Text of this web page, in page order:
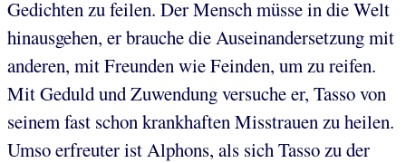
Gedichten zu feilen. Der Mensch müsse in die Welt
hinausgehen, er brauche die Auseinandersetzung mit
anderen, mit Freunden wie Feinden, um zu reifen.
Mit Geduld und Zuwendung versuche er, Tasso von
seinem fast schon krankhaften Misstrauen zu heilen.
Umso erfreuter ist Alphons, als sich Tasso zu der